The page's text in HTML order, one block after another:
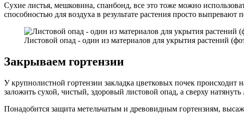
Сухие листья, мешковина, спанбонд, все это тоже можно
способностью для воздуха в результате растения просто выпревают
Листовой опад - один из материалов для укрытия растений
Закрываем гортензии
У крупнолистной гортензии закладка цветковых почек происходит
заложить сухой, чистый, здоровый листовой опад, а сверху
Понадобится защита метельчатым и древовидным гортензиям,